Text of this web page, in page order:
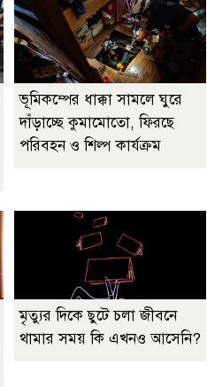
ভূমিকম্পের ধাক্কা সামলে ঘুরে
দাঁড়াচ্ছে কুমামোতো, ফিরছে
পরিবহন ও শিল্প কার্যক্রম
মৃত্যুর দিকে ছুটে চলা জীবনে
থামার সময় কি এখনও আসেনি?